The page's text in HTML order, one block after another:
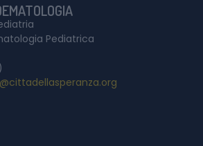
Pediatrica